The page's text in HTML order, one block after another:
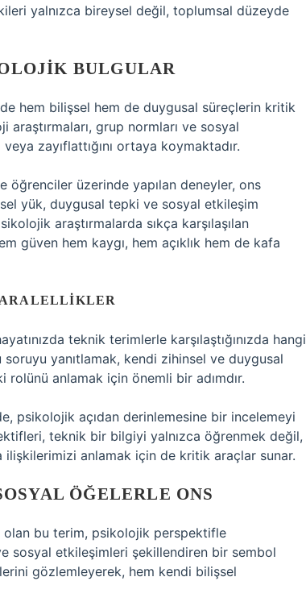
yalnızca bireysel değil, toplumsal düzeyde
BULGULAR
hem bilişsel hem de duygusal süreçlerin kritik
araştırmaları, grup normları ve sosyal
zayıflattığını ortaya koymaktadır.
öğrenciler üzerinde yapılan deneyler, ons
yük, duygusal tepki ve sosyal etkileşim
araştırmalarda sıkça karşılaşılan
güven hem kaygı, hem açıklık hem de kafa
teknik terimlerle karşılaştığınızda hangi
yanıtlamak, kendi zihinsel ve duygusal
rolünü anlamak için önemli bir adımdır.
psikolojik açıdan derinlemesine bir incelemeyi
teknik bir bilgiyi yalnızca öğrenmek değil,
ilişkilerimizi anlamak için de kritik araçlar sunar.
ÖĞELERLE ONS
olan bu terim, psikolojik perspektifle
sosyal etkileşimleri şekillendiren bir sembol
gözlemleyerek, hem kendi bilişsel